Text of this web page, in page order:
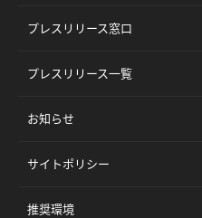
プレスリリース窓口
プレスリリース一覧
お知らせ
サイトポリシー
推奨環境